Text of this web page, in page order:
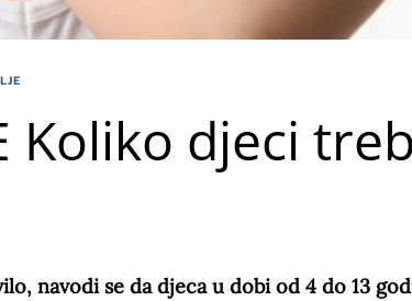
Koliko djeci
navodi se da djeca u dobi od 4 do 13